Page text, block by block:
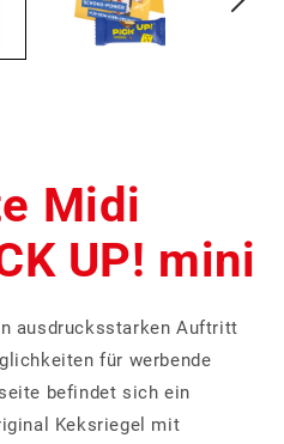
Midi
UP! mini
ausdrucksstarken Auftritt
für werbende
befindet sich ein
Keksriegel mit